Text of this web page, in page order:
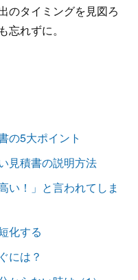
のタイミングを見図ろ
れずに。
5大ポイント
見積書の説明方法
！」と言われてしま
化する
には？